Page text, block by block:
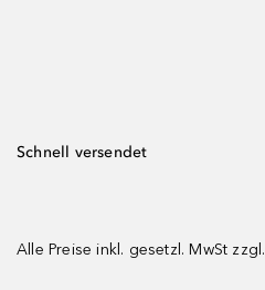
Schnell versendet
Alle Preise inkl. gesetzl. MwSt zzgl.